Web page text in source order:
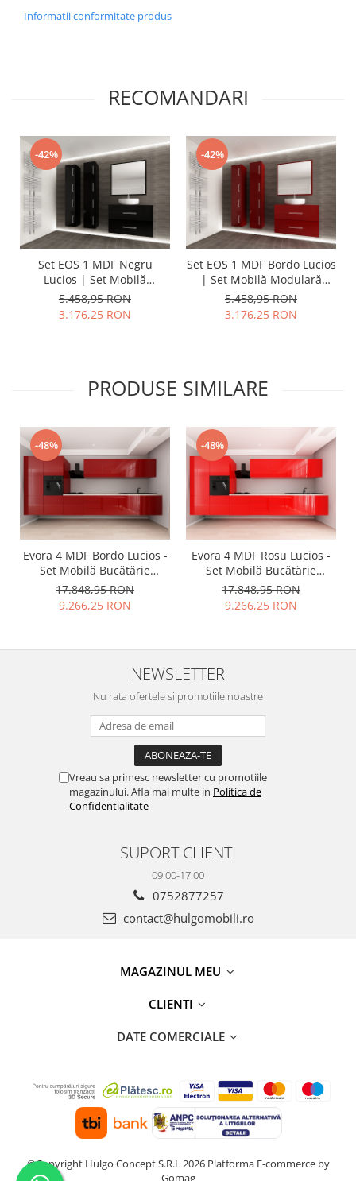
Informatii conformitate produs
RECOMANDARI
-42%
Set EOS 1 MDF Negru
Lucios | Set Mobilă
Modulară Suspendată
pentru Baie | Mobilier
Premium, Modern,
5.458,95 RON
3.176,25 RON
-42%
Set EOS 1 MDF Bordo Lucios
| Set Mobilă Modulară
Suspendată pentru Baie |
Mobilier Premium, Modern,
Configurabil și
5.458,95 RON
3.176,25 RON
PRODUSE SIMILARE
-48%
Evora 4 MDF Bordo Lucios -
Set Mobilă Bucătărie
Modulară Modernă MDF
4.8m Premium
Configurabilă Deschidere
Personalizabil - Hulgo
Mobili
17.848,95 RON
9.266,25 RON
-48%
Evora 4 MDF Rosu Lucios -
Set Mobilă Bucătărie
Modulară Modernă MDF
4.8m Premium
Configurabilă Deschidere
Personalizabil - Hulgo
Mobili
17.848,95 RON
9.266,25 RON
NEWSLETTER
Nu rata ofertele si promotiile noastre
Vreau sa primesc newsletter cu promotiile
magazinului. Afla mai multe in Politica de
Confidentialitate
SUPORT CLIENTI
09.00-17.00
0752877257
contact@hulgomobili.ro
MAGAZINUL MEU
CLIENTI
DATE COMERCIALE
©Copyright Hulgo Concept S.R.L 2026 Platforma E-commerce by
Gomag